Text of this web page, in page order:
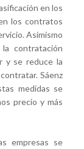
en los
los contratos
Asimismo
contratación
y se reduce la
Sáenz
medidas se
precio y más
empresas se